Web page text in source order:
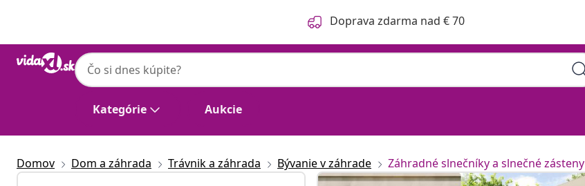
Doprava zdarma nad € 70
Kategórie Aukcie
Domov Dom a záhrada Trávnik a záhrada Bývanie v záhrade Záhradné slnečníky a slnečné zásteny